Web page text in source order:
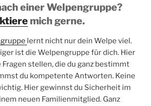
einer Welpengruppe?
mich gerne.
lernt nicht nur dein Welpe viel.
ist die Welpengruppe für dich. Hier
Fragen stellen, die du ganz bestimmt
du kompetente Antworten. Keine
Hier gewinnst du Sicherheit im
neuen Familienmitglied. Ganz